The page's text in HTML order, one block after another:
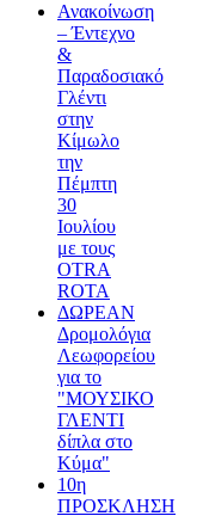
Ανακοίνωση
– Έντεχνο
&
Παραδοσιακό
Γλέντι
στην
Κίμωλο
την
Πέμπτη
30
Ιουλίου
με τους
OTRA
ROTA
ΔΩΡΕΑΝ
Δρομολόγια
Λεωφορείου
για το
"ΜΟΥΣΙΚΟ
ΓΛΕΝΤΙ
δίπλα στο
Κύμα"
10η
ΠΡΟΣΚΛΗΣΗ